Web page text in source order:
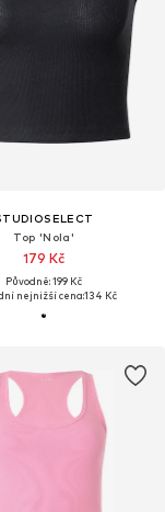
Top 'Nola'
179 Kč
Původně: 199 Kč
nejnižší cena:134 Kč